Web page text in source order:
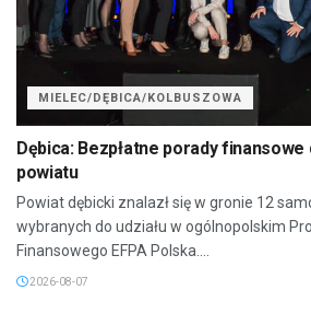
MIELEC/DĘBICA/KOLBUSZOWA
Dębica: Bezpłatne porady
powiatu
Powiat dębicki znalazł się w gronie 12
wybranych do udziału w ogólnopolskim
Finansowego EFPA Polska....
2026-08-07